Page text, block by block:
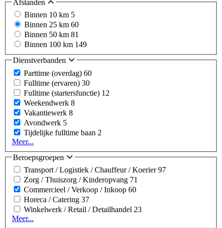
Afstanden
Binnen 10 km 5
Binnen 25 km 60
Binnen 50 km 81
Binnen 100 km 149
Dienstverbanden
Parttime (overdag) 60
Fulltime (ervaren) 30
Fulltime (startersfunctie) 12
Weekendwerk 8
Vakantiewerk 8
Avondwerk 5
Tijdelijke fulltime baan 2
Meer...
Beroepsgroepen
Transport / Logistiek / Chauffeur / Koerier97
Zorg / Thuiszorg / Kinderopvang 71
Commercieel / Verkoop / Inkoop 60
Horeca / Catering 37
Winkelwerk / Retail / Detailhandel 23
Meer...